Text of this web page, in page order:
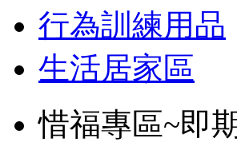
行為訓練用品
生活居家區
惜福專區~即